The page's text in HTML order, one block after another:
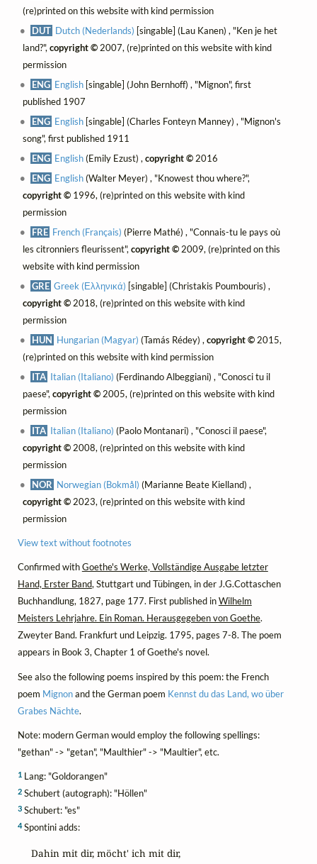
(re)printed on this website with kind permission
DUT Dutch (Nederlands) [singable] (Lau Kanen) , "Ken je het
land?", copyright ©2007, (re)printed on this website with kind
permission
ENG English [singable] (John Bernhoff) , "Mignon", first
published 1907
ENG English [singable] (Charles Fonteyn Manney) , "Mignon's
song", first published 1911
ENG English(Emily Ezust) ,copyright © 2016
ENG English(Walter Meyer) , "Knowest thou where?",
copyright ©1996, (re)printed on this website with kind
permission
FRE French (Français) (Pierre Mathé) , "Connais-tu le pays où
les citronniers fleurissent", copyright ©2009, (re)printed on this
website with kind permission
GRE Greek (Ελληνικά) [singable] (Christakis Poumbouris) ,
copyright ©2018, (re)printed on this website with kind
permission
HUN Hungarian (Magyar) (Tamás Rédey) ,copyright © 2015,
(re)printed on this website with kind permission
ITA Italian (Italiano) (Ferdinando Albeggiani) , "Conosci tu il
paese", copyright ©2005, (re)printed on this website with kind
permission
ITA Italian (Italiano) (Paolo Montanari) , "Conosci il paese",
copyright ©2008, (re)printed on this website with kind
permission
NOR Norwegian (Bokmål) (Marianne Beate Kielland) ,
copyright ©2023, (re)printed on this website with kind
permission
View text without footnotes
Confirmed withGoethe's Werke, Vollständige Ausgabe letzter
Hand, Erster Band, Stuttgart und Tübingen, in der J.G.Cottaschen
Buchhandlung, 1827, page 177. First published inWilhelm
Meisters Lehrjahre. Ein Roman. Herausgegeben von Goethe.
Zweyter Band. Frankfurt und Leipzig. 1795, pages 7-8. The poem
appears in Book 3, Chapter 1 of Goethe's novel.
See also the following poems inspired by this poem: the French
poem Mignonand the German poem Kennst du das Land, wo über
Grabes Nächte.
Note: modern German would employ the following spellings:
"gethan" -> "getan", "Maulthier" -> "Maultier", etc.
1Lang: "Goldorangen"
2Schubert (autograph): "Höllen"
3Schubert: "es"
4Spontini adds:
Dahin mit dir, möcht' ich mit dir,